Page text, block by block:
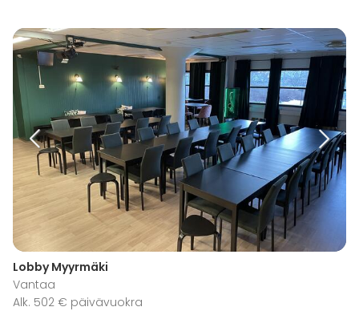
Lobby Myyrmäki
Vantaa
Alk. 502 € päivävuokra